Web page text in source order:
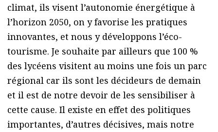
climat, ils visent l’autonomie énergétique à
l’horizon 2050, on y favorise les pratiques
innovantes, et nous y développons l’éco-
tourisme. Je souhaite par ailleurs que 100 %
des lycéens visitent au moins une fois un parc
régional car ils sont les décideurs de demain
et il est de notre devoir de les sensibiliser à
cette cause. Il existe en effet des politiques
importantes, d’autres décisives, mais notre